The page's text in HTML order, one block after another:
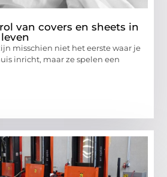
van covers en sheets in
misschien niet het eerste waar je
inricht, maar ze spelen een